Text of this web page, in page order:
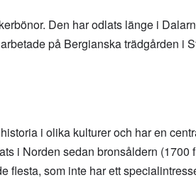
Den har odlats länge i
på Bergianska trädgården i
i olika kulturer och har en
i Norden sedan bronsåldern (1700
flesta, som inte har ett